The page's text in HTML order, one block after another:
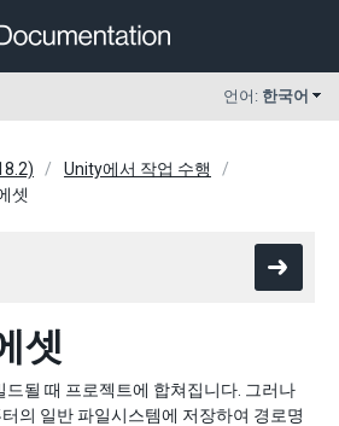
언어: 한국어
Unity에서 작업 수행
셋
셋
될 때 프로젝트에 합쳐집니다. 그러나
의 일반 파일시스템에 저장하여 경로명